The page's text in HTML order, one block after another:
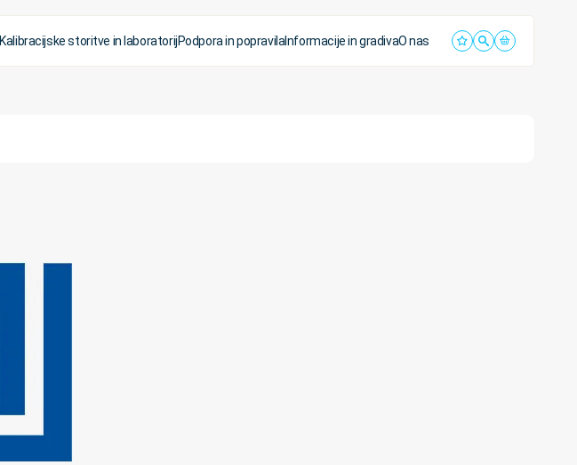
Kalibracijske storitve in laboratorijPodpora in popravilaInformacije in gradivaO nas